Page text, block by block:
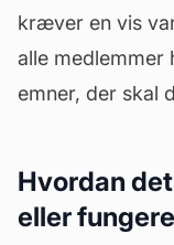
kræver en vis
alle medlemmer
emner, der skal
Hvordan
eller